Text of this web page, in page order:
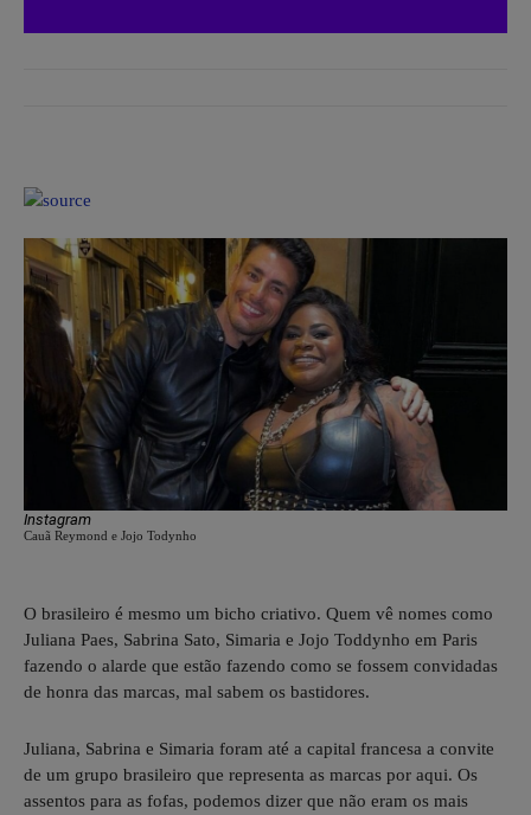
Instagram
Cauã Reymond e Jojo Todynho
O brasileiro é mesmo um bicho criativo. Quem vê nomes como
Juliana Paes, Sabrina Sato, Simaria e Jojo Toddynho em Paris
fazendo o alarde que estão fazendo como se fossem convidadas
de honra das marcas, mal sabem os bastidores.
Juliana, Sabrina e Simaria foram até a capital francesa a convite
de um grupo brasileiro que representa as marcas por aqui. Os
assentos para as fofas, podemos dizer que não eram os mais